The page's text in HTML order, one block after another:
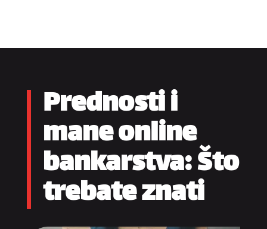
Prednosti i
mane online
bankarstva: Što
trebate znati